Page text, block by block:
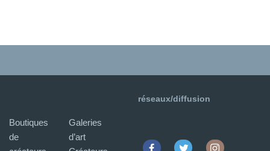
Boutiques
de
Galeries
d’art
réseaux/diffusion